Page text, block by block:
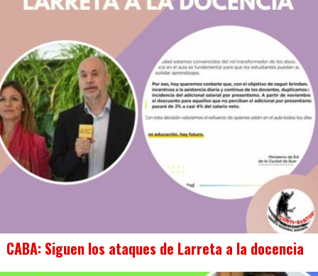
CABA: Siguen los ataques de Larreta a la docencia